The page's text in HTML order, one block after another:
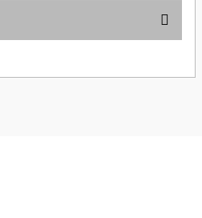
formunu kullanarak tarafımıza